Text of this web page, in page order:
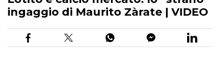
ingaggio di Maurito Zàrate | VIDEO